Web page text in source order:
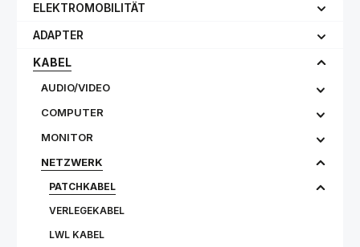
ELEKTROMOBILITÄT
ADAPTER
KABEL
AUDIO/VIDEO
COMPUTER
MONITOR
NETZWERK
PATCHKABEL
VERLEGEKABEL
LWL KABEL